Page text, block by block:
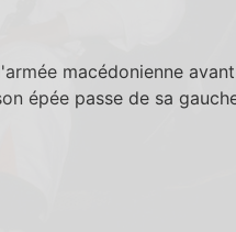
macédonienne
épée passe de sa